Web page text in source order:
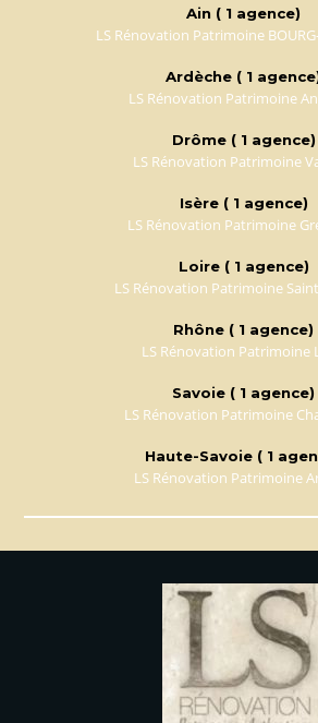
Ain ( 1 agence)
LS Rénovation Patrimoine BOURG-
Ardèche ( 1
LS Rénovation Patrimoine
Drôme ( 1 agence)
LS Rénovation Patrimoine
Isère ( 1 agence)
LS Rénovation Patrimoine
Loire ( 1 agence)
LS Rénovation Patrimoine
Rhône ( 1 agence)
LS Rénovation Patrimoine
Savoie ( 1 agence)
LS Rénovation Patrimoine
Haute-Savoie ( 1
LS Rénovation Patrimoine